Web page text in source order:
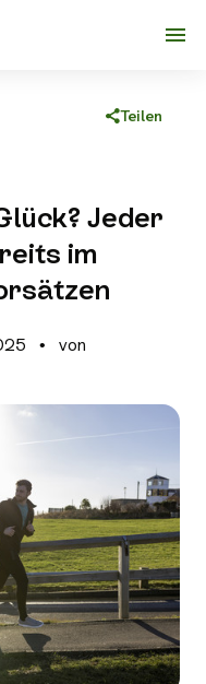
Teilen
Jeder
im
von